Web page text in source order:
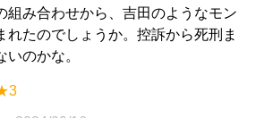
組み合わせから、吉田のようなモン
れたのでしょうか。控訴から死刑ま
いのかな。